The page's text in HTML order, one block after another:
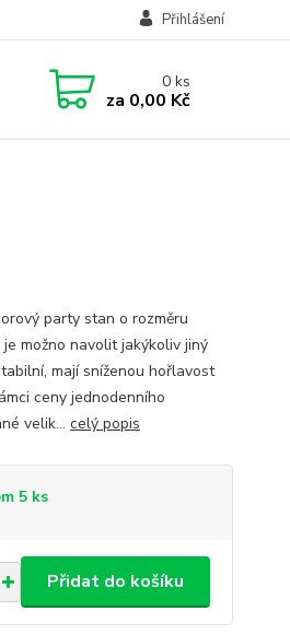
Přihlášení
0ks
za 0,00 Kč
party stan o rozměru
možno navolit jakýkoliv jiný
mají sníženou hořlavost
ceny jednodenního
velik... celý popis
5 ks
Přidat do košíku